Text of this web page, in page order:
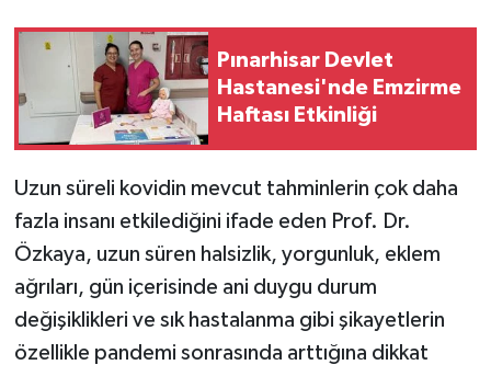
Pınarhisar Devlet
Hastanesi'nde Emzirme
Haftası Etkinliği
Uzun süreli kovidin mevcut tahminlerin çok daha
fazla insanı etkilediğini ifade eden Prof. Dr.
Özkaya, uzun süren halsizlik, yorgunluk, eklem
ağrıları, gün içerisinde ani duygu durum
değişiklikleri ve sık hastalanma gibi şikayetlerin
özellikle pandemi sonrasında arttığına dikkat